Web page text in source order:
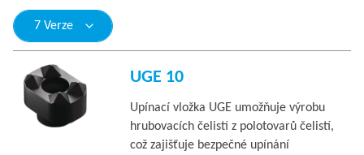
7 Verze
UGE 10
Upínací vložka UGE umožňuje výrobu
hrubovacích čelistí z polotovarů čelistí,
což zajišťuje bezpečné upínání